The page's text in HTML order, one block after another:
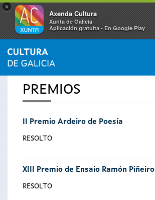
×
Axenda Cultura
Xunta de Galicia
Aplicación gratuíta - En Google Play
Vostede
está
aquí
INICIO
PREMIOS
II Premio Ardeiro de Poesía
RESOLTO
XIII Premio de Ensaio Ramón Piñeiro
RESOLTO